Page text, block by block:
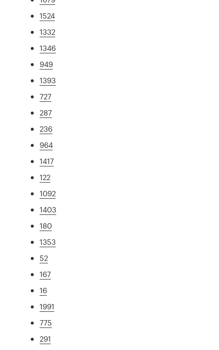
1524
1332
1346
949
1393
727
287
236
964
1417
122
1092
1403
180
1353
52
167
16
1991
775
291